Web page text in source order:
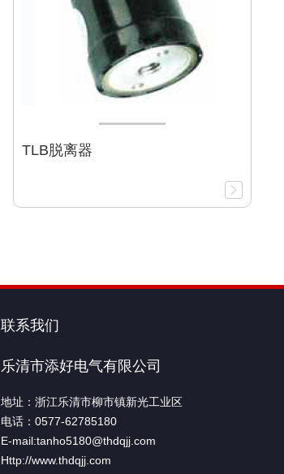
TLB脱离器
联系我们
乐清市添好电气有限公司
地址：浙江乐清市柳市镇新光工业区
电话：0577-62785180
E-mail:tanho5180@thdqjj.com
Http://www.thdqjj.com